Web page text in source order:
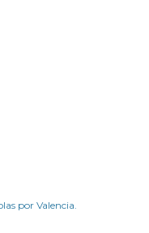
por Valencia.